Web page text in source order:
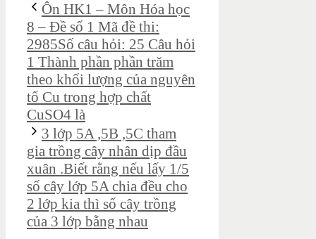
Ôn HK1 – Môn Hóa học
8 – Đề số 1 Mã đề thi:
2985Số câu hỏi: 25 Câu hỏi
1 Thành phần phần trăm
theo khối lượng của nguyên
tố Cu trong hợp chất
CuSO4 là
3 lớp 5A ,5B ,5C tham
gia trồng cây nhân dịp đầu
xuân .Biết rằng nếu lấy 1/5
số cây lớp 5A chia đều cho
2 lớp kia thì số cây trồng
của 3 lớp bằng nhau